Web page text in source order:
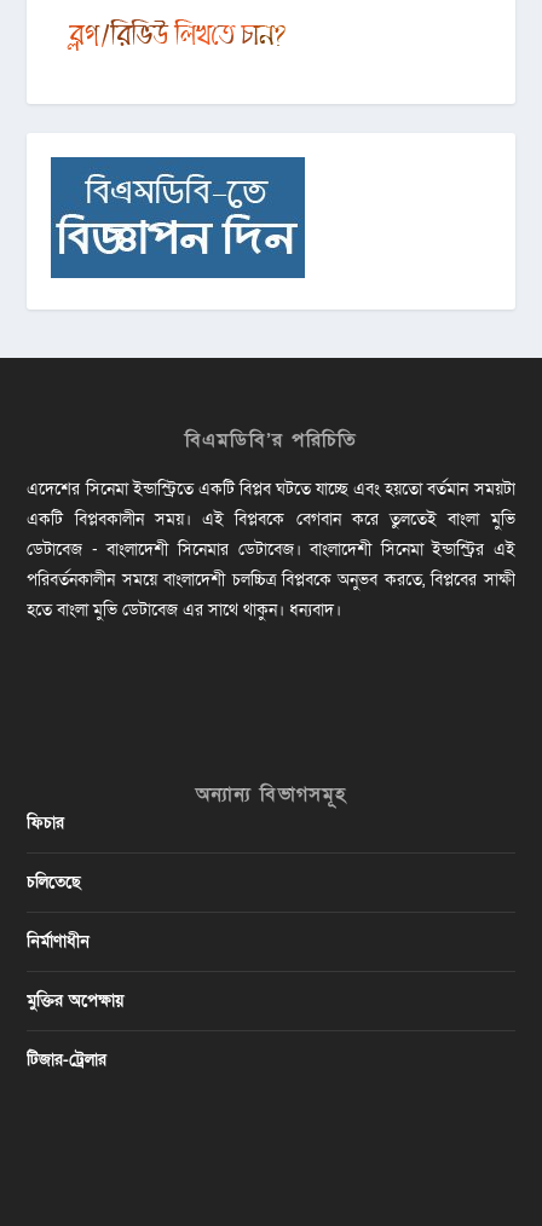
বিএমডিবি’র পরিচিতি
এদেশের সিনেমা ইন্ডাস্ট্রিতে একটি বিপ্লব ঘটতে যাচ্ছে এবং হয়তো বর্তমান সময়টা
একটি বিপ্লবকালীন সময়। এই বিপ্লবকে বেগবান করে তুলতেই বাংলা মুভি
ডেটাবেজ - বাংলাদেশী সিনেমার ডেটাবেজ। বাংলাদেশী সিনেমা ইন্ডাস্ট্রির এই
পরিবর্তনকালীন সময়ে বাংলাদেশী চলচ্চিত্র বিপ্লবকে অনুভব করতে, বিপ্লবের সাক্ষী
হতে বাংলা মুভি ডেটাবেজ এর সাথে থাকুন। ধন্যবাদ।
অন্যান্য বিভাগসমূহ
ফিচার
চলিতেছে
নির্মাণাধীন
মুক্তির অপেক্ষায়
টিজার-ট্রেলার